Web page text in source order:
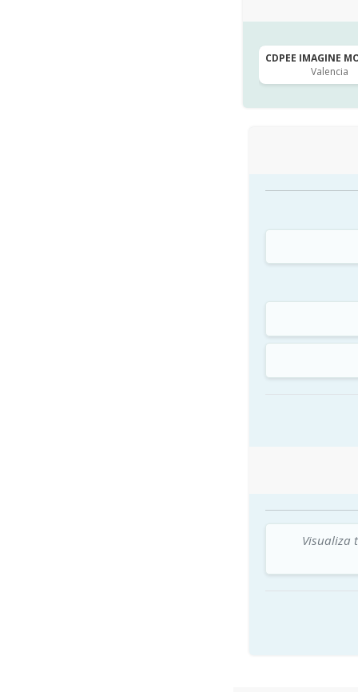
CDPEE IMAGINE
Valencia
Visualiza